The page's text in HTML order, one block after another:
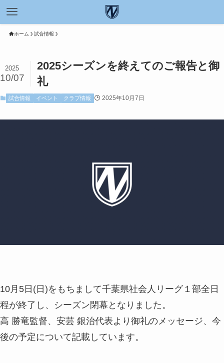
ホーム 試合情報
2025シーズンを終えてのご報告と御
礼
2025
10/07
試合情報 イベント クラブ情報 2025年10月7日
10月5日(日)をもちまして千葉県社会人リーグ１部全日
程が終了し、シーズン閉幕となりました。
高 勝竜監督、安芸 銀治代表より御礼のメッセージ、今
後の予定について記載しています。